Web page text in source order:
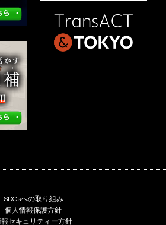
SDGsへの取り組み
個人情報保護方針
報セキュリティー方針